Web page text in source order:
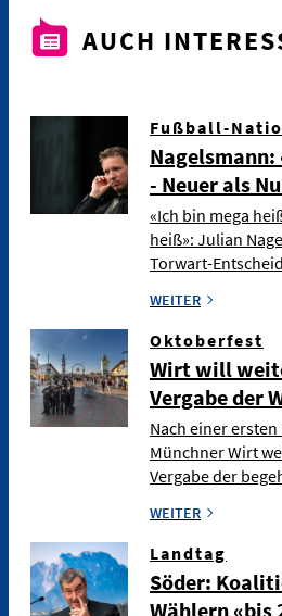
AUCH
Fußball-
Nagelsmann:
- Neuer als
«Ich bin mega
heiß»: Julian
Torwart-
WEITER
Oktoberfest
Wirt will
Vergabe der
Nach einer
Münchner Wirt
Vergabe der
WEITER
Landtag
Söder:
Wählern «bis